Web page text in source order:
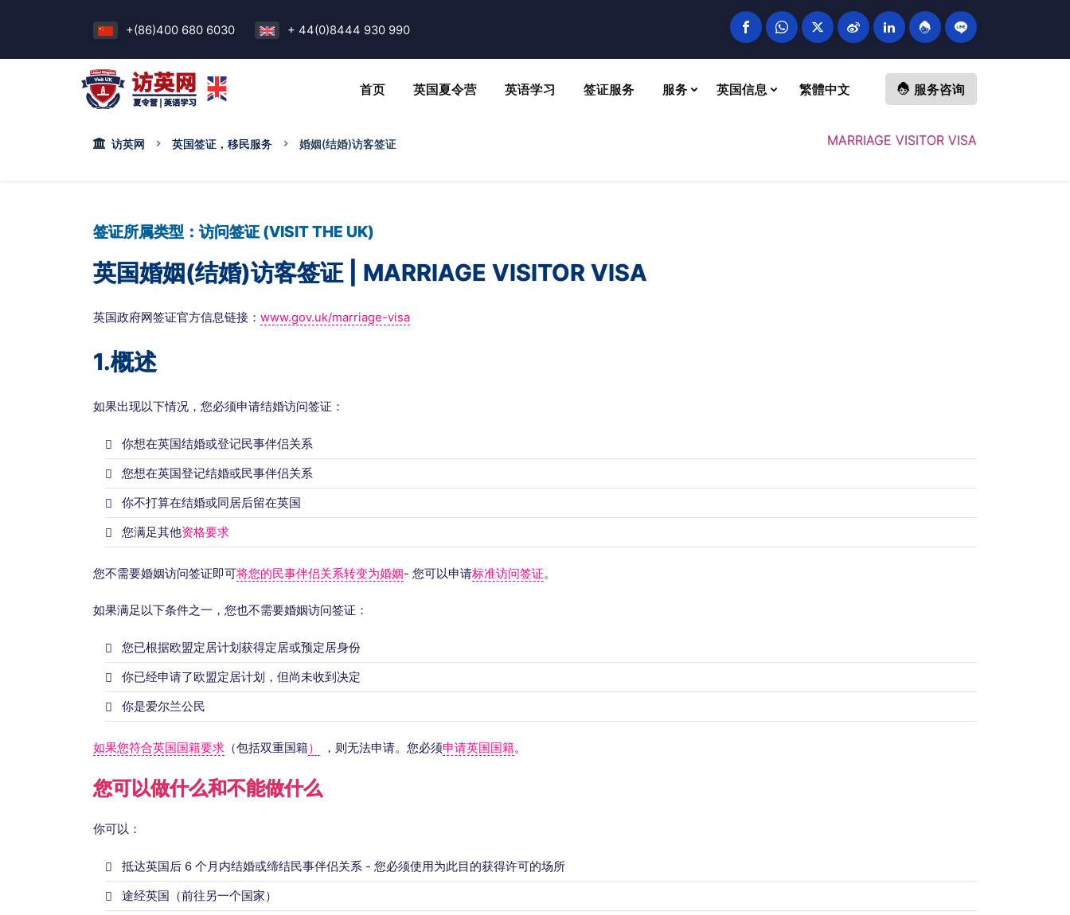
+(86)400 680 6030 + 44(0)8444 930 990
首页 英国夏令营 英语学习 签证服务 服务 英国信息 繁體中文 服务咨询
访英网 英国签证，移民服务 婚姻(结婚)访客签证 MARRIAGE VISITOR VISA
签证所属类型：访问签证 (VISIT THE UK)
英国婚姻(结婚)访客签证 | MARRIAGE VISITOR VISA
英国政府网签证官方信息链接： www.gov.uk/marriage-visa
1.概述
如果出现以下情况，您必须申请结婚访问签证：
你想在英国结婚或登记民事伴侣关系
您想在英国登记结婚或民事伴侣关系
你不打算在结婚或同居后留在英国
您满足其他资格要求
您不需要婚姻访问签证即可将您的民事伴侣关系转变为婚姻- 您可以申请标准访问签证。
如果满足以下条件之一，您也不需要婚姻访问签证：
您已根据欧盟定居计划获得定居或预定居身份
你已经申请了欧盟定居计划，但尚未收到决定
你是爱尔兰公民
如果您符合英国国籍要求 （包括双重国籍） ，则无法申请。您必须申请英国国籍。
您可以做什么和不能做什么
你可以：
抵达英国后 6 个月内结婚或缔结民事伴侣关系 - 您必须使用为此目的获得许可的场所
途经英国（前往另一个国家）